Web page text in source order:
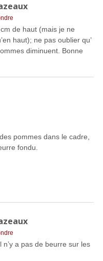
de haut (mais je ne
haut); ne pas oublier qu’
diminuent. Bonne
pommes dans le cadre,
fondu.
n’y a pas de beurre sur les